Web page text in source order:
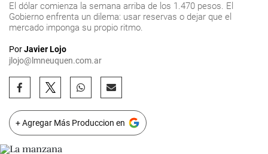
El dólar comienza la semana arriba de los 1.470 pesos. El
Gobierno enfrenta un dilema: usar reservas o dejar que el
mercado imponga su propio ritmo.
PorJavier Lojo
jlojo@lmneuquen.com.ar
+ Agregar Más Produccion en